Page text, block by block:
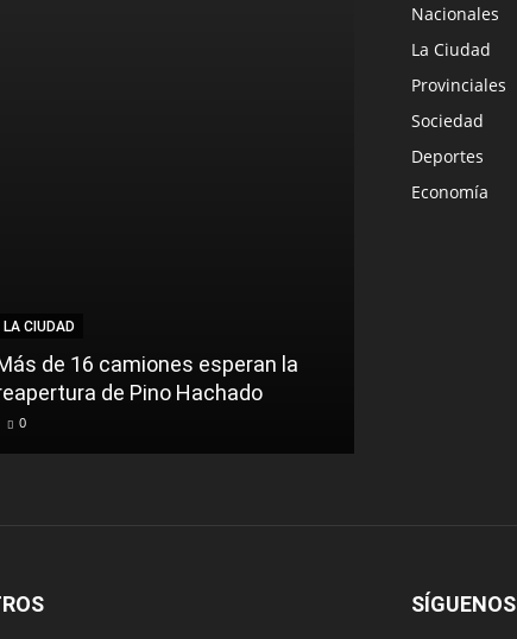
LA CIUDAD
de 16 camiones esperan la
de Pino Hachado
0
Nacionales
La Ciudad
Provinciales
Sociedad
Deportes
Economía
SÍGUENOS